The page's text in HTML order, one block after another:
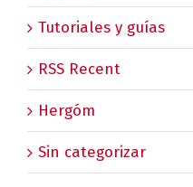
Tutoriales y guías
RSS Recent
Hergóm
Sin categorizar